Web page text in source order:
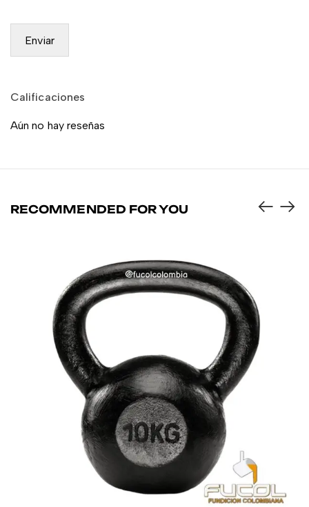
Calificaciones
Aún no hay reseñas
RECOMMENDED FOR YOU